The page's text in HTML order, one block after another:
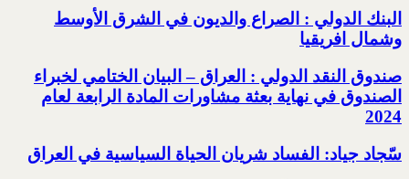
البنك الدولي : الصراع والديون في الشرق الأوسط
وشمال افريقيا
صندوق النقد الدولي : العراق – البيان الختامي لخبراء
الصندوق في نهاية بعثة مشاورات المادة الرابعة لعام
2024
سّجاد جياد: الفساد شريان الحياة السياسية في العراق